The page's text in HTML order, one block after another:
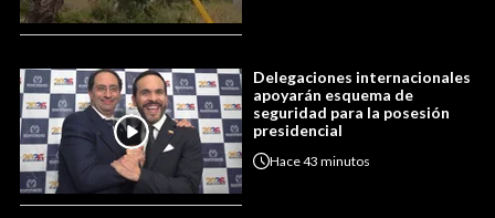
Delegaciones internacionales
apoyarán esquema de
seguridad para la posesión
presidencial
Hace43 minutos